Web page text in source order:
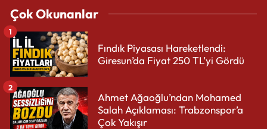
Çok Okunanlar
Fındık Piyasası Hareketlendi:
Giresun’da Fiyat 250 TL’yi Gördü
1
Ahmet Ağaoğlu’ndan Mohamed
Salah Açıklaması: Trabzonspor’a
Çok Yakışır
2